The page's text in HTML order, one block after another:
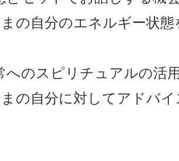
の自分のエネルギー状
へのスピリチュアルの活
の自分に対してアドバ